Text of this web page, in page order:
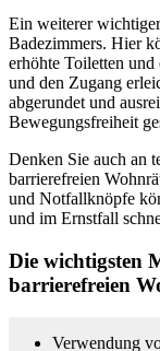
Ein weiterer
Badezimmers. Hier
erhöhte Toiletten und
und den Zugang
abgerundet und
Bewegungsfreiheit
Denken Sie auch an
barrierefreien
und Notfallknöpfe
und im Ernstfall
Die wichtigsten
barrierefreien
Verwendung